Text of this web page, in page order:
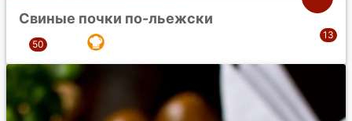
Свиные почки по-льежски